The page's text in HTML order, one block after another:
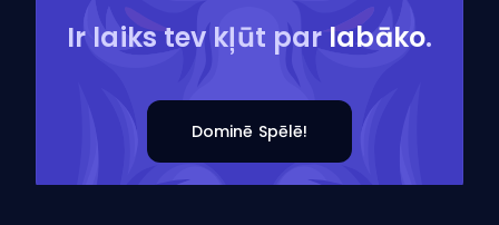
Ir laiks tev kļūt par labāko.
Dominē Spēlē!